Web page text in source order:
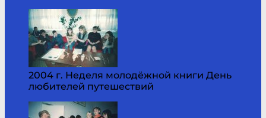
2004 г. Неделя молодёжной книги День
любителей путешествий